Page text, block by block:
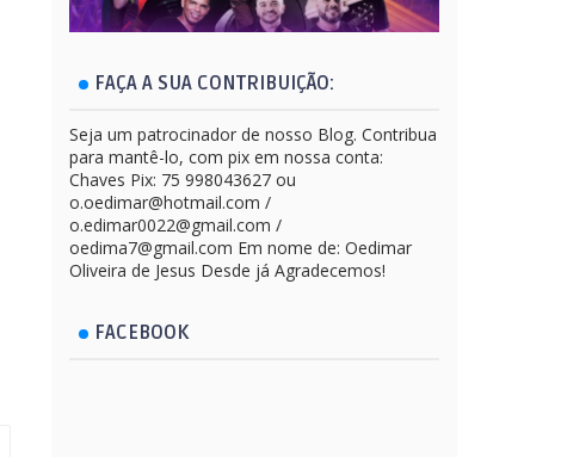
FAÇA A SUA CONTRIBUIÇÃO:
Seja um patrocinador de nosso Blog. Contribua
para mantê-lo, com pix em nossa conta:
Chaves Pix: 75 998043627 ou
o.oedimar@hotmail.com /
o.edimar0022@gmail.com /
oedima7@gmail.com Em nome de: Oedimar
Oliveira de Jesus Desde já Agradecemos!
FACEBOOK